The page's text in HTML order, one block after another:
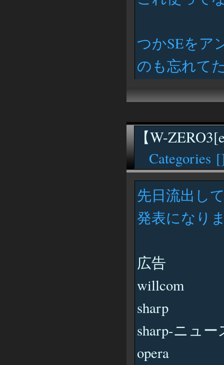
つかSEをア
のも忘れて
【W-
Categories [
先日流出し
発表になり
広告
willcom
sharp
sharp-ニュ
opera